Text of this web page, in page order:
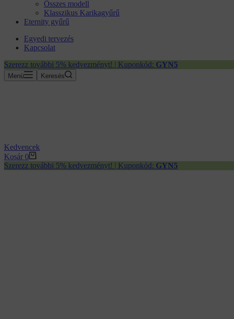
Összes modell
Klasszikus Karikagyűrű
Eternity gyűrű
Egyedi tervezés
Kapcsolat
Szerezz további 5% kedvezményt! | Kuponkód: GYN5
Menü Keresés
Kedvencek
Kosár 0
Szerezz további 5% kedvezményt! | Kuponkód: GYN5